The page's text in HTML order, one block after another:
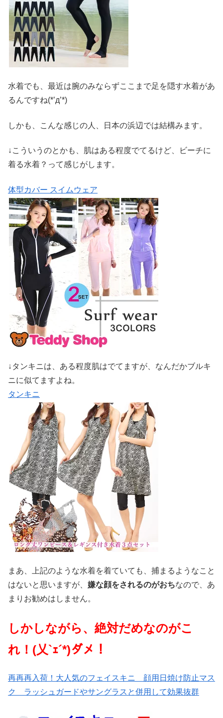
水着でも、最近は腕のみならずここまで足を隠す水着があ
るんですね(*’д’*)
しかも、こんな感じの人、日本の浜辺では結構みます。
↓こういうのとかも、肌はある程度でてるけど、ビーチに
着る水着？って感じがします。
体型カバー スイムウェア
↓タンキニは、ある程度肌はでてますが、なんだかブルキ
ニに似てますよね。
タンキニ
まあ、上記のような水着を着ていても、捕まるようなこと
はないと思いますが、 嫌な顔をされるのがおちなので、あ
まりお勧めはしません。
しかしながら、絶対だめなのがこ
れ！(乂`ｪ´*)ダメ！
再再再入荷！大人気のフェイスキニ 顔用日焼け防止マス
ク ラッシュガードやサングラスと併用して効果抜群